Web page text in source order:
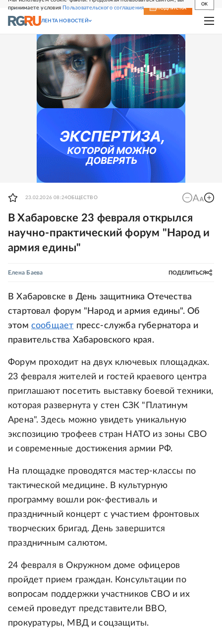
принимаете условия Пользовательского соглашения
OK
СВЕЖИЙ НОМЕР ПОДПИСКА
ЛЕНТА НОВОСТЕЙ
23.02.2026 08:24ОБЩЕСТВО
В Хабаровске 23 февраля открылся
научно-практический форум "Народ и
армия едины"
Елена Баева ПОДЕЛИТЬСЯ
В Хабаровске в День защитника Отечества
стартовал форум "Народ и армия едины". Об
этом сообщает пресс-служба губернатора и
правительства Хабаровского края.
Форум проходит на двух ключевых площадках.
23 февраля жителей и гостей краевого центра
приглашают посетить выставку боевой техники,
которая развернута у стен СЗК "Платинум
Арена". Здесь можно увидеть уникальную
экспозицию трофеев стран НАТО из зоны СВО
и современные достижения армии РФ.
На площадке проводятся мастер-классы по
тактической медицине. В культурную
программу вошли рок-фестиваль и
праздничный концерт с участием фронтовых
творческих бригад. День завершится
праздничным салютом.
24 февраля в Окружном доме офицеров
пройдет прием граждан. Консультации по
вопросам поддержки участников СВО и их
семей проведут представители ВВО,
прокуратуры, МВД и соцзащиты.